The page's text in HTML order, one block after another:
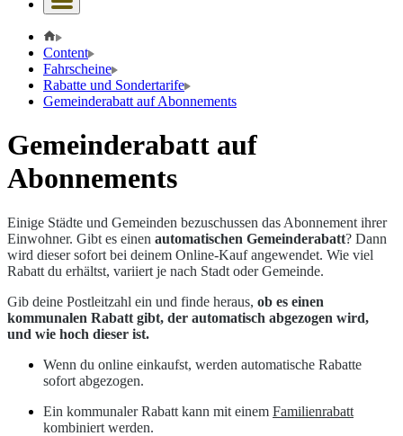
Content
Fahrscheine
Rabatte und Sondertarife
Gemeinderabatt auf Abonnements
Gemeinderabatt auf
Abonnements
Einige Städte und Gemeinden bezuschussen das Abonnement ihrer
Einwohner. Gibt es einen automatischen Gemeinderabatt? Dann
wird dieser sofort bei deinem Online-Kauf angewendet. Wie viel
Rabatt du erhältst, variiert je nach Stadt oder Gemeinde.
Gib deine Postleitzahl ein und finde heraus, ob es einen
kommunalen Rabatt gibt, der automatisch abgezogen wird,
und wie hoch dieser ist.
Wenn du online einkaufst, werden automatische Rabatte
sofort abgezogen.
Ein kommunaler Rabatt kann mit einem Familienrabatt
kombiniert werden.